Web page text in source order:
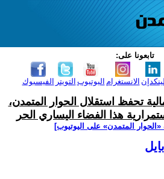
تابعونا على:
الفيسبوك التويتر اليوتيوب الانستغرام لينكدإن
تحفظ استقلال الحوار المتمدن،
هذا الفضاء اليساري الحر
المتمدن» على اليوتيوب]